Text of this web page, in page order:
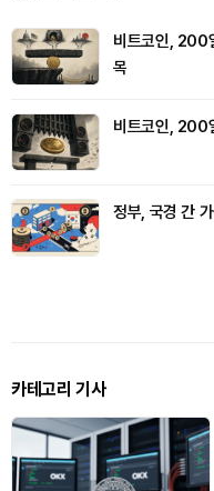
비트코인, 200
목
비트코인, 200
정부, 국경 간
카테고리 기사